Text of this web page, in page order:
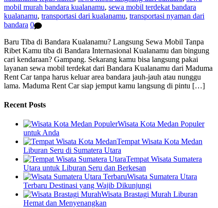
mobil murah bandara kualanamu, sewa mobil terdekat bandara
kualanamu, transportasi dari kualanamu, transportasi nyaman dari
bandara 0
Baru Tiba di Bandara Kualanamu? Langsung Sewa Mobil Tanpa
Ribet Kamu tiba di Bandara Internasional Kualanamu dan bingung
cari kendaraan? Gampang. Sekarang kamu bisa langsung pakai
layanan sewa mobil terdekat dari Bandara Kualanamu dari Maduma
Rent Car tanpa harus keluar area bandara jauh-jauh atau nunggu
lama. Maduma Rent Car siap jemput kamu langsung di pintu […]
Recent Posts
Wisata Kota Medan Populer
untuk Anda
Tempat Wisata Kota Medan
Liburan Seru di Sumatera Utara
Tempat Wisata Sumatera
Utara untuk Liburan Seru dan Berkesan
Wisata Sumatera Utara
Terbaru Destinasi yang Wajib Dikunjungi
Wisata Brastagi Murah Liburan
Hemat dan Menyenangkan